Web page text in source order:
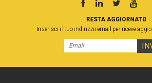
RESTA AGGIORNATO
Inserisci il tuo indirizzo email per riceve